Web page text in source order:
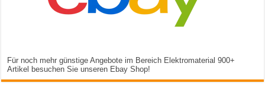
Für noch mehr günstige Angebote im Bereich Elektromaterial 900+
Artikel besuchen Sie unseren Ebay Shop!